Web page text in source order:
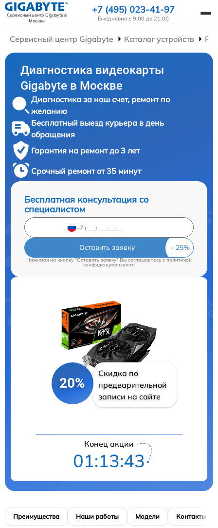
Сервисный центр Gigabyteв
Москве
+7 (495) 023-41-97
Ежедневно с 9:00 до 21:00
Сервисный центр Gigabyte Каталог устройств
Диагностика видеокарты
Gigabyte в Москве
Диагностика за наш счет, ремонт по
желанию
Бесплатный выезд курьера в день
обращения
Гарантия на ремонт до 3 лет
Срочный ремонт от 35 минут
Бесплатная консультация со
специалистом
Оставить заявку
Нажимая на кнопку "Оставить заявку" Вы соглашаетесь c политикой
конфиденциальности
20%
Скидка по
предварительной
записи на сайте
Конец акции
01:13:43
Преимущества Наши работы Модели Контакты